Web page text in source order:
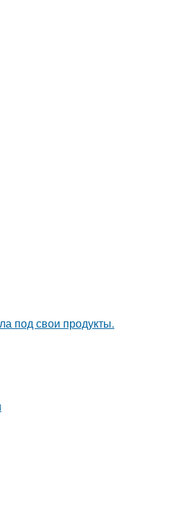
под свои продукты.